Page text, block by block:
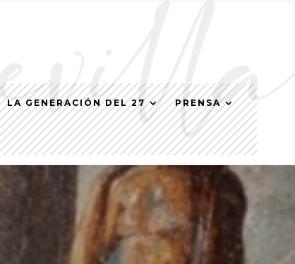
LA GENERACIÓN DEL 27
PRENSA